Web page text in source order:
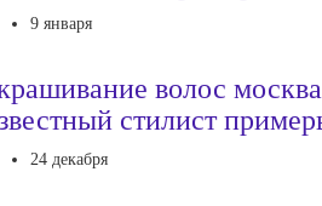
9 января
волос
стилист
24 декабря